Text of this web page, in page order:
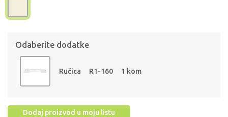
Odaberite dodatke
Ručica R1-160 1 kom
Dodaj proizvod u moju listu